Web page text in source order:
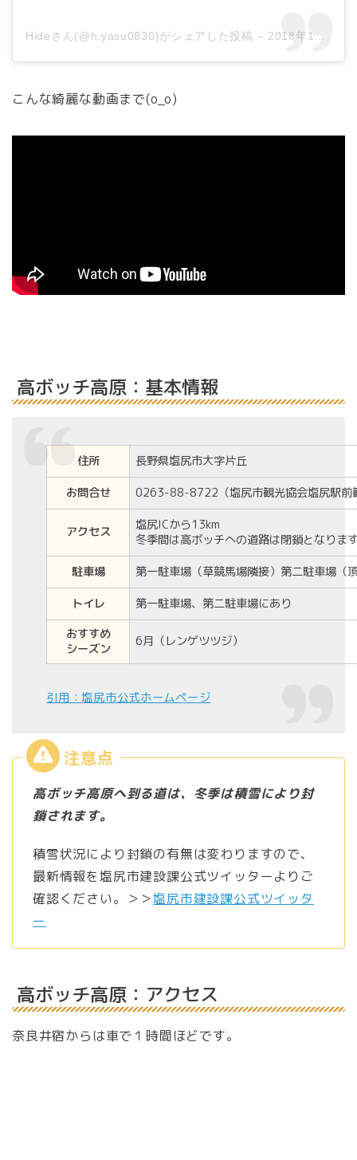
Hideさん(@h.yasu0830)がシェアした投稿 – 2018年12月月15日午前11時59分PST
こんな綺麗な動画まで(o_o)
高ボッチ高原：基本情報
住所
長野県塩尻市大字片丘
お問合せ
0263-88-8722（塩尻市観光協会塩尻駅前
アクセス
塩尻ICから13km
冬季間は高ボッチへの道路は閉鎖となりま
駐車場
第一駐車場（草競馬場隣接）第二駐車場（
トイレ
第一駐車場、第二駐車場にあり
おすすめ
シーズン
6月（レンゲツツジ）
引用：塩尻市公式ホームページ
高ボッチ高原へ到る道は、冬季は積雪により封
鎖されます。
積雪状況により封鎖の有無は変わりますので、
最新情報を塩尻市建設課公式ツイッターよりご
確認ください。＞＞塩尻市建設課公式ツイッタ
ー
高ボッチ高原：アクセス
奈良井宿からは車で１時間ほどです。